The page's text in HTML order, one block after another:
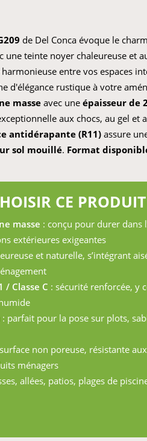
de Del Conca évoque le
une teinte noyer chaleureuse et
entre vos espaces
d'élégance rustique à votre
masse avec une épaisseur de
aux chocs, au gel et
antidérapante (R11) assure
sol mouillé. Format
CE
masse : conçu pour durer dans
extérieures exigeantes
et naturelle, s’intégrant
/ Classe C : sécurité renforcée, y
: parfait pour la pose sur plots,
non poreuse, résistante
ménagers
allées, patios, plages de